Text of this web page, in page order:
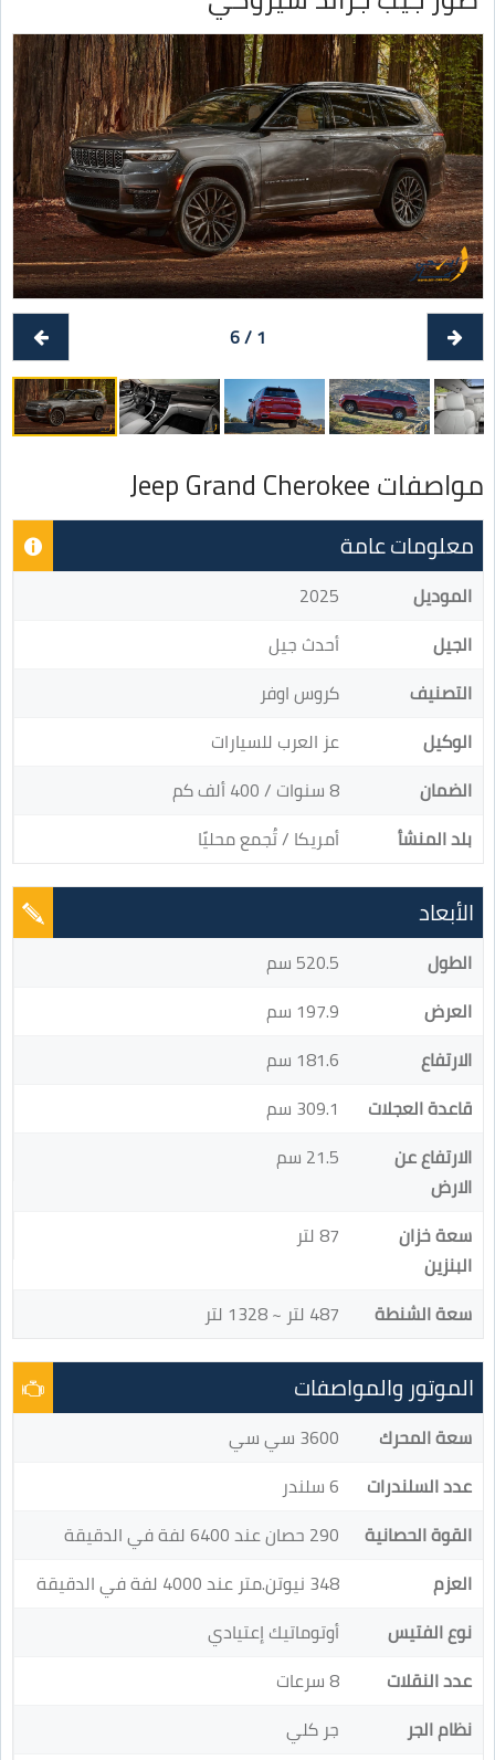
1 / 6
مواصفات Jeep Grand Cherokee
معلومات عامة
الموديل
2025
الجيل
أحدث جيل
التصنيف
كروس اوفر
الوكيل
عز العرب للسيارات
الضمان
8 سنوات / 400 ألف كم
بلد المنشأ
أمريكا / تُجمع محليًا
الأبعاد
الطول
520.5 سم
العرض
197.9 سم
الارتفاع
181.6 سم
قاعدة العجلات
309.1 سم
الارتفاع عن
الارض
21.5 سم
سعة خزان
البنزين
87 لتر
سعة الشنطة 487 لتر ~ 1328 لتر
الموتور والمواصفات
سعة المحرك
3600 سي سي
عدد السلندرات
6 سلندر
القوة الحصانية
290 حصان عند 6400 لفة في الدقيقة
العزم
348 نيوتن.متر عند 4000 لفة في الدقيقة
نوع الفتيس
أوتوماتيك إعتيادي
عدد النقلات
8 سرعات
نظام الجر
جر كلي